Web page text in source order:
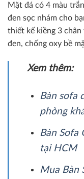
Mặt đá có 4 màu
đen sọc nhám cho
thiết kế kiềng 3
đen, chống oxy bề
Xem thêm:
Bàn sofa
phòng
Bàn Sofa
tại HCM
Mua Bàn